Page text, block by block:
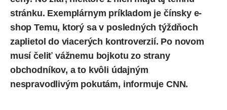
stránku. Exemplárnym príkladom je čínsky e-
shop Temu, ktorý sa v posledných týždňoch
zaplietol do viacerých kontroverzií. Po novom
musí čeliť vážnemu bojkotu zo strany
obchodníkov, a to kvôli údajným
nespravodlivým pokutám, informuje CNN.